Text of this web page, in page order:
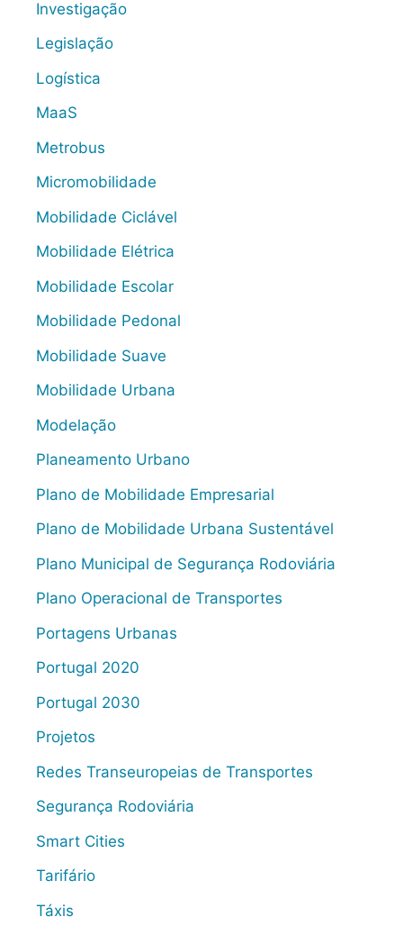
Investigação
Legislação
Logística
MaaS
Metrobus
Micromobilidade
Mobilidade Ciclável
Mobilidade Elétrica
Mobilidade Escolar
Mobilidade Pedonal
Mobilidade Suave
Mobilidade Urbana
Modelação
Planeamento Urbano
Plano de Mobilidade Empresarial
Plano de Mobilidade Urbana Sustentável
Plano Municipal de Segurança Rodoviária
Plano Operacional de Transportes
Portagens Urbanas
Portugal 2020
Portugal 2030
Projetos
Redes Transeuropeias de Transportes
Segurança Rodoviária
Smart Cities
Tarifário
Táxis